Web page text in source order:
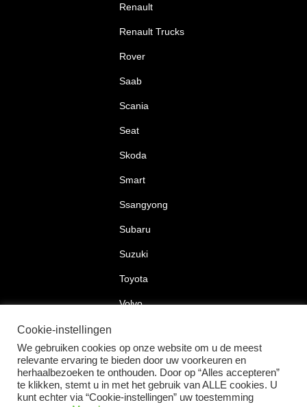
Renault
Renault Trucks
Rover
Saab
Scania
Seat
Skoda
Smart
Ssangyong
Subaru
Suzuki
Toyota
Volvo
2026 © Car Lock Systems
Cookie-instellingen
We gebruiken cookies op onze website om u de meest
relevante ervaring te bieden door uw voorkeuren en
herhaalbezoeken te onthouden. Door op “Alles accepteren”
te klikken, stemt u in met het gebruik van ALLE cookies. U
kunt echter via “Cookie-instellingen” uw toestemming